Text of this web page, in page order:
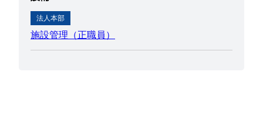
法人本部
施設管理（正職員）